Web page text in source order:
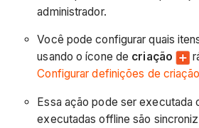
administrador.
Você pode configurar quais
usando o ícone de criação
Configurar definições de
Essa ação pode ser executada
executadas offline são